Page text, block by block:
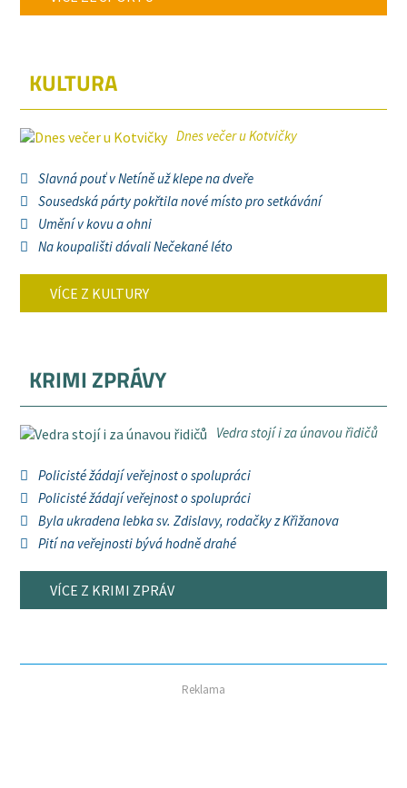
KULTURA
Dnes večer u Kotvičky
Slavná pouť v Netíně už klepe na dveře
Sousedská párty pokřtila nové místo pro setkávání
Umění v kovu a ohni
Na koupališti dávali Nečekané léto
VÍCE Z KULTURY
KRIMI ZPRÁVY
Vedra stojí i za únavou řidičů
Policisté žádají veřejnost o spolupráci
Policisté žádají veřejnost o spolupráci
Byla ukradena lebka sv. Zdislavy, rodačky z Křižanova
Pití na veřejnosti bývá hodně drahé
VÍCE Z KRIMI ZPRÁV
Reklama